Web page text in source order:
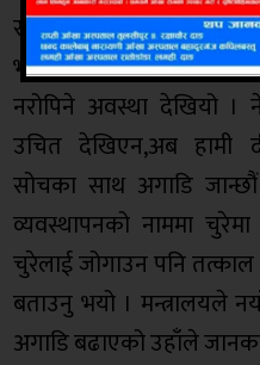
सरकारले सो निर्णय लिएको
भन्नु भयो, हामीकहाँ भएको
नरोपिने अवस्था देखियो ।
उचित देखिएन,अब हामी
सोचका साथ अगाडि
व्यवस्थापनको नाममा
चुरेलाई जोगाउन पनि
बताउनु भयो । मन्त्रालयले
अगाडि बढाएको उहाँले